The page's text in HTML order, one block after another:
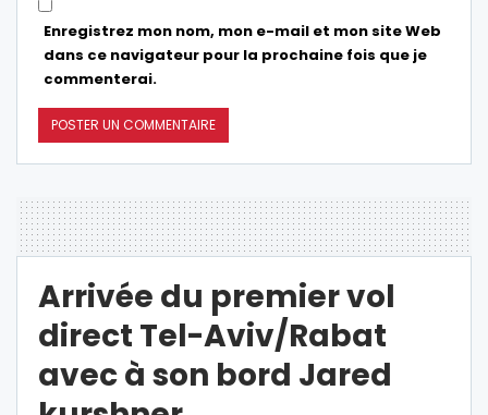
Enregistrez mon nom, mon e-mail et mon site Web
dans ce navigateur pour la prochaine fois que je
commenterai.
Arrivée du premier vol
direct Tel-Aviv/Rabat
avec à son bord Jared